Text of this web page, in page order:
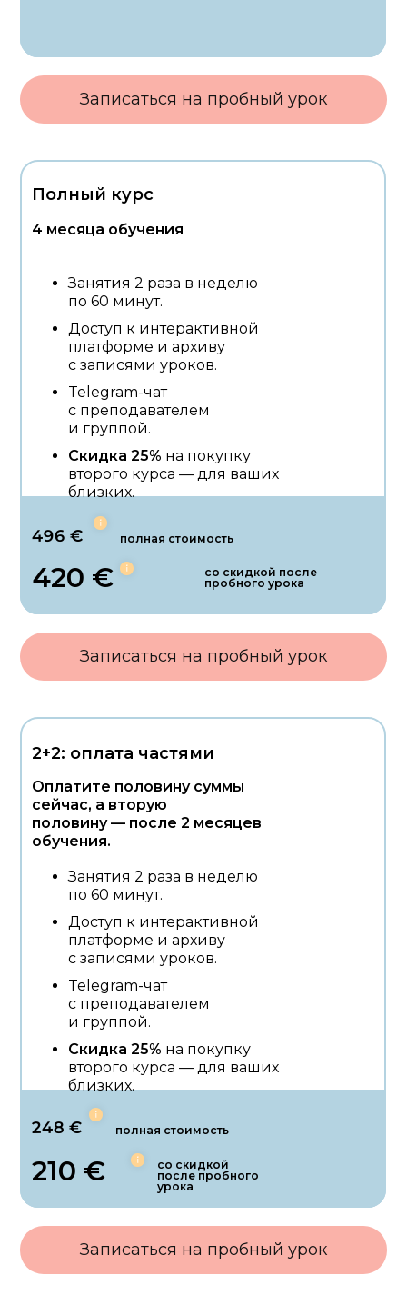
Записаться на пробный урок
Полный курс
4 месяца обучения
Занятия 2 раза в неделю
по 60 минут.
Доступ к интерактивной
платформе и архиву
с записями уроков.
Telegram-чат
с преподавателем
и группой.
Скидка 25% на покупку
второго курса — для ваших
близких.
2+2: оплата частями
Оплатите половину суммы
сейчас, а вторую
половину — после 2 месяцев
обучения.
Занятия 2 раза в неделю
по 60 минут.
Доступ к интерактивной
платформе и архиву
с записями уроков.
Telegram-чат
с преподавателем
и группой.
Скидка 25% на покупку
второго курса — для ваших
близких.
248 € полная стоимость
420 €
со скидкой после
пробного урока
496 € полная стоимость
Записаться на пробный урок
Записаться на пробный урок
Записаться на пробный урок
210 €
со скидкой
после пробного
урока